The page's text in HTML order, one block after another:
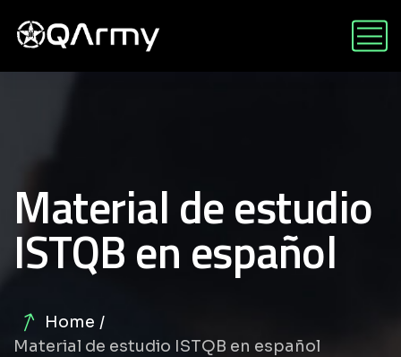
Material de estudio
ISTQB en español
Home
Material de estudio ISTQB en español